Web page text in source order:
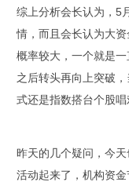
综上分析会长认为，5
情，而且会长认为大
概率较大，一个就是
之后转头再向上突破
式还是指数搭台个股唱
昨天的几个疑问，今
活动起来了，机构资